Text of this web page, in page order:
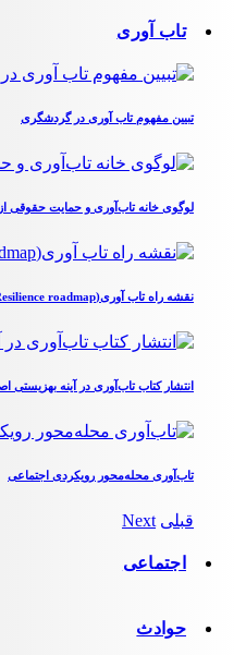
تاب آوری
تبیین مفهوم تاب آوری در گردشگری
لوگوی خانه تاب‌آوری و حمایت حقوقی
نقشه راه تاب آوری(Resilience roadmap)
انتشار کتاب تاب‌آوری در آینه بهزیستی
تاب‌آوری محله‌محور رویکردی اجتماعی
قبلی Next
اجتماعی
حوادث